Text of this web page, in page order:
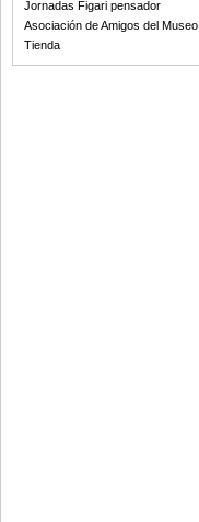
Jornadas Figari pensador
Asociación de Amigos del Museo
Tienda